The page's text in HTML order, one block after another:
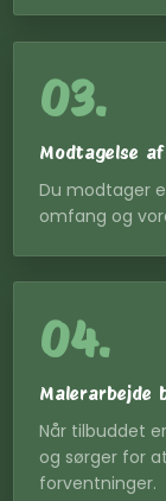
03.
Modtagelse
Du modtager
omfang og
04.
Malerarbejde
Når tilbuddet
og sørger for
forventninger.